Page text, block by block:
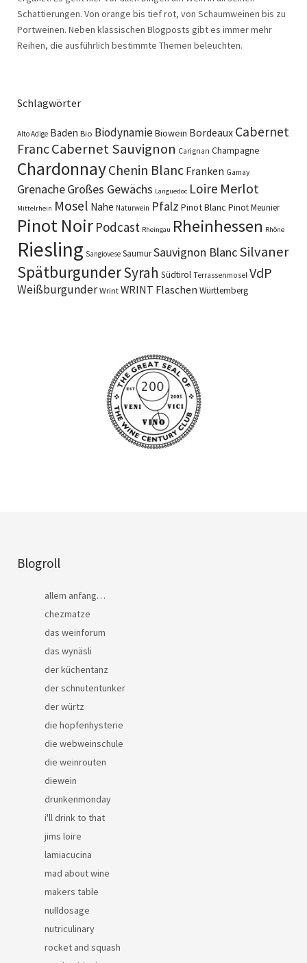
Schattierungen. Von orange bis tief rot, von Schaumweinen bis zu
Portweinen. Neben klassischen Blogposts gibt es immer mehr
Reihen, die ausführlich bestimmte Themen beleuchten.
Schlagwörter
Alto Adige Baden Bio BiodynamieBiowein Bordeaux Cabernet
FrancCabernet Sauvignon Carignan Champagne
ChardonnayChenin Blanc Franken Gamay
GrenacheGroßes Gewächs Languedoc Loire Merlot
Mittelrhein Mosel Nahe Naturwein Pfalz Pinot Blanc Pinot Meunier
Pinot Noir Podcast Rheingau Rheinhessen Rhône
Riesling Sangiovese SaumurSauvignon BlancSilvaner
SpätburgunderSyrah Südtirol Terrassenmosel VdP
Weißburgunder Wrint WRINT Flaschen Württemberg
Blogroll
allem anfang…
chezmatze
das weinforum
das wynäsli
der küchentanz
der schnutentunker
der würtz
die hopfenhysterie
die webweinschule
die weinrouten
diewein
drunkenmonday
i'll drink to that
jims loire
lamiacucina
mad about wine
makers table
nulldosage
nutriculinary
rocket and squash